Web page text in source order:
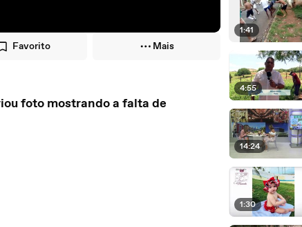
Favorito Mais
mostrando a falta de
1:41
4:55
14:24
1:30